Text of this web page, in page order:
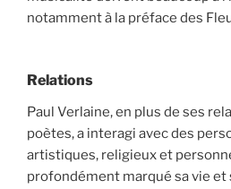
notamment à la préface des
Relations
Paul Verlaine, en plus de ses
poètes, a interagi avec des
artistiques, religieux et
profondément marqué sa vie